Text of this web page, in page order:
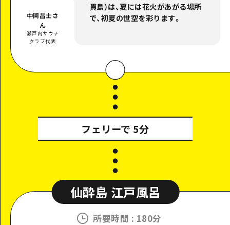
中岡昌士さ
ん
瀬戸内サウナ
クラブ代表
貫島）は、夏には花火があがる場所
で、初夏の世空を彩ります。
フェリーで 5分
仙酔島 江戸風呂
所要時間 : 180分